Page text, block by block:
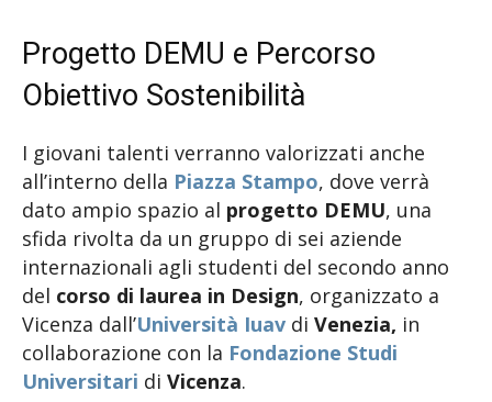
Progetto DEMU e Percorso
Obiettivo Sostenibilità
I giovani talenti verranno valorizzati anche
all’interno della Piazza Stampo, dove verrà
dato ampio spazio al progetto DEMU, una
sfida rivolta da un gruppo di sei aziende
internazionali agli studenti del secondo anno
del corso di laurea in Design, organizzato a
Vicenza dall’Università Iuav di Venezia, in
collaborazione con la Fondazione Studi
Universitari di Vicenza.